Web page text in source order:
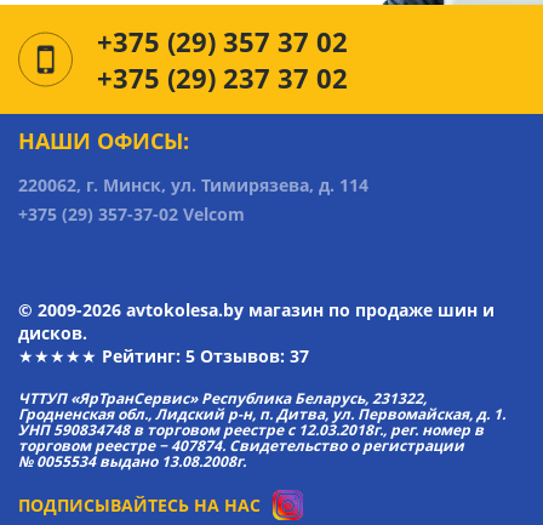
+375 (29) 357 37 02
+375 (29) 237 37 02
НАШИ ОФИСЫ:
220062, г. Минск, ул. Тимирязева, д. 114
+375 (29) 357-37-02 Velcom
© 2009-2026 avtokolesa.by магазин по продаже шин и
дисков.
★★★★★ Рейтинг: 5 Отзывов: 37
ЧТТУП «ЯрТранСервис» Республика Беларусь, 231322,
Гродненская обл., Лидский р-н, п. Дитва, ул. Первомайская, д. 1.
УНП 590834748 в торговом реестре с 12.03.2018г., рег. номер в
торговом реестре − 407874. Свидетельство о регистрации
№ 0055534 выдано 13.08.2008г.
ПОДПИСЫВАЙТЕСЬ НА НАС